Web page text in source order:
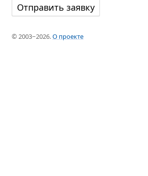
© 2003−2026.О проекте